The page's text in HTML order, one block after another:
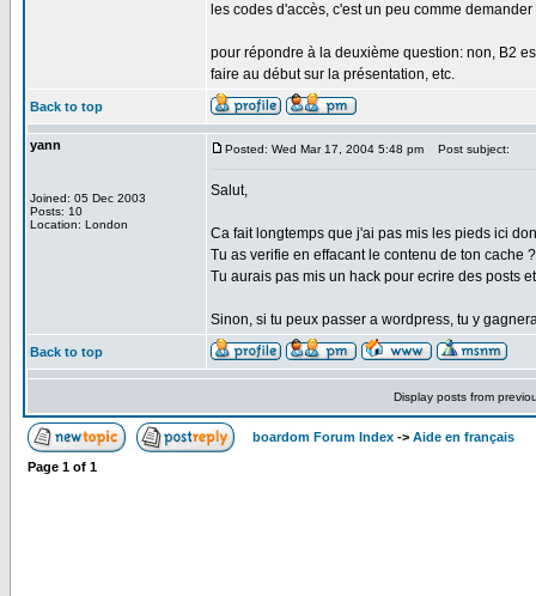
les codes d'accès, c'est un peu comme
pour répondre à la deuxième question: non, B2
faire au début sur la présentation, etc.
Back to top
yann
Joined: 05 Dec 2003
Posts: 10
Location: London
Posted: Wed Mar 17, 2004 5:48 pm Post subject:
Salut,
Ca fait longtemps que j'ai pas mis les pieds ici
Tu as verifie en effacant le contenu de ton cache ?
Tu aurais pas mis un hack pour ecrire des posts
Sinon, si tu peux passer a wordpress, tu y
Back to top
Display posts from
boardom Forum Index -> Aide en français
Page 1 of 1